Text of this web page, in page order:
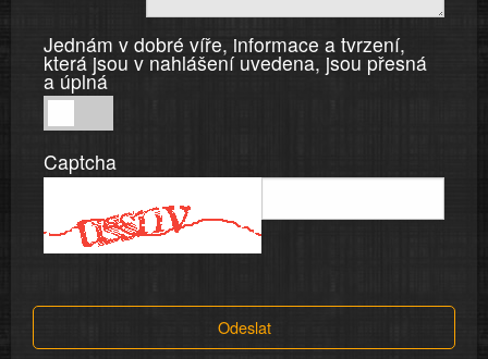
Jednám v dobré víře, informace a tvrzení,
která jsou v nahlášení uvedena, jsou přesná
a úplná
v
dobré
informace
v
Captcha
Odeslat